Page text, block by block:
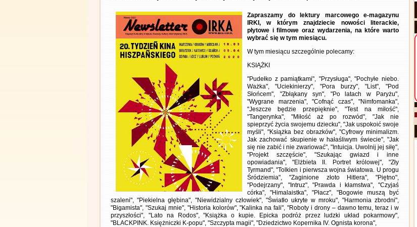
Zapraszamy do lektury marcowego e-magazynu
IRKI, w którym znajdziecie nowości literackie,
płytowe i filmowe oraz wydarzenia, na które warto
wybrać się w tym miesiącu.
W tym miesiącu szczególnie polecamy:
KSIĄŻKI
"Pudełko z pamiątkami", "Przysługa", "Pochyłe niebo.
Ważka", "Uciekinierzy", "Pora burzy", "List", "Pod
Słońcem", "Zbłąkany syn", "Po latach w Paryżu",
"Wygrane marzenia", "Cofnąć czas", "Nimfomanka",
"Jeszcze będzie przepięknie", "Test na miłość",
"Tangerynka", "Miłość aż po rozwód", "Jak nie
spieprzyć życia swojemu dziecku", "Jak uspokoić swoje
myśli", "Książka bez obrazków", "Cyfrowy minimalizm.
Jak zachować skupienie w hałaśliwym świecie", "Jak
się nie zabić i nie zwariować", "Intuicja. Uwolnij jej siłę",
"Projekt szczęście", "Szukając gwiazd i inne
opowiadania", "Elżbieta II. Portret królowej", "Zły
Tyrmand", "Tolkien i pierwsza wojna światowa. U progu
Śródziemia", "Zaginione złoto Hitlera", "Piętno",
"Podejrzany", "Intruz", "Prawda i kłamstwa", "Czyjaś
córka", "Himalaistka", "Płacz", "Bogowie muszą być
szaleni", "Piekielna głębina", "Niewidzialny człowiek", "Światło ukryte w mroku", "Harmonia zbrodni",
"Bigamista", "Szukaj mnie", "Historia kolorów", "Kalinka na fali", "Roboty i drony – dawno temu, teraz i w
przyszłości", "Lato na Rodos", "Książka o kupie. Epicka podróż przez ludzki układ pokarmowy",
"BLACKPINK. Księżniczki K-popu", "Szczypta magii", "Dziedzictwo Kopernika IV. Ognista korona",